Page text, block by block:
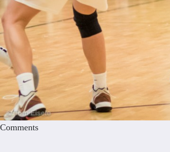
Comments